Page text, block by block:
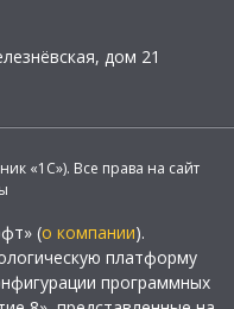
дом 21
«1С»). Все права на сайт
(о компании).
платформу
программных